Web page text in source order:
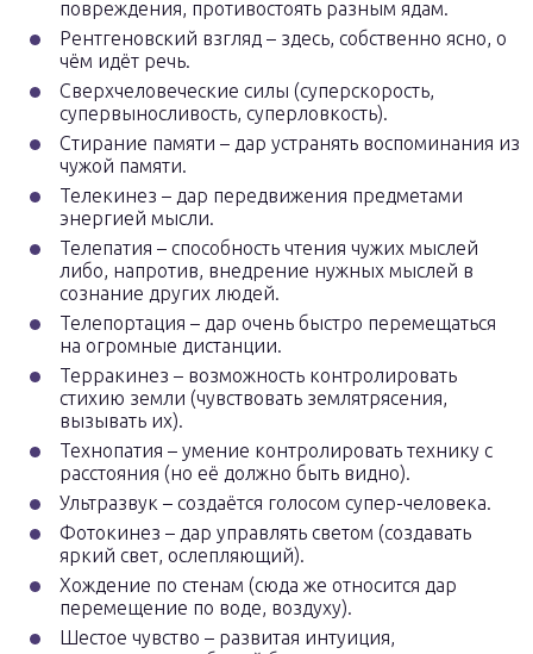
повреждения, противостоять разным ядам.
Рентгеновский взгляд – здесь, собственно ясно, о
чём идёт речь.
Сверхчеловеческие силы (суперскорость,
супервыносливость, суперловкость).
Стирание памяти – дар устранять воспоминания из
чужой памяти.
Телекинез – дар передвижения предметами
энергией мысли.
Телепатия – способность чтения чужих мыслей
либо, напротив, внедрение нужных мыслей в
сознание других людей.
Телепортация – дар очень быстро перемещаться
на огромные дистанции.
Терракинез – возможность контролировать
стихию земли (чувствовать землятрясения,
вызывать их).
Технопатия – умение контролировать технику с
расстояния (но её должно быть видно).
Ультразвук – создаётся голосом супер-человека.
Фотокинез – дар управлять светом (создавать
яркий свет, ослепляющий).
Хождение по стенам (сюда же относится дар
перемещение по воде, воздуху).
Шестое чувство – развитая интуиция,